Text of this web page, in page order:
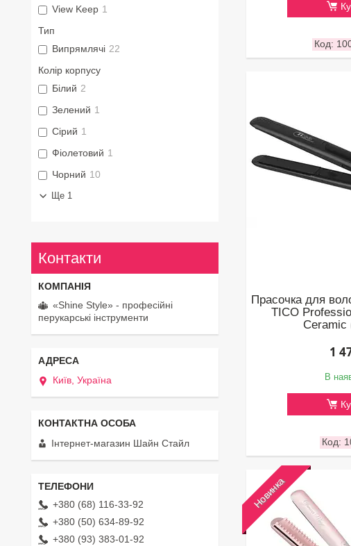
Прасочка для
TICO
Ceramic
1
В
Новинка
View Keep 1
Тип
Випрямлячі 22
Колір корпусу
Білий 2
Зелений 1
Сірий 1
Фіолетовий 1
Чорний 10
Ще 1
Контакти
«Shine Style» - професійні
перукарські інструменти
Київ, Україна
Інтернет-магазин Шайн Стайл
+380 (68) 116-33-92
+380 (50) 634-89-92
+380 (93) 383-01-92